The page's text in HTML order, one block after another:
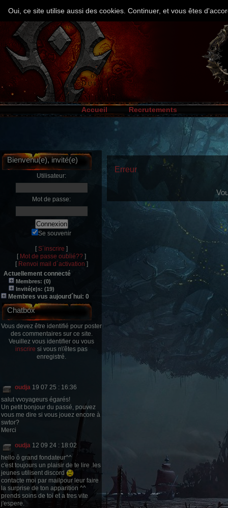
Accueil Recrutements
Bienvenu(e), invité(e)
Utilisateur:
Mot de passe:
Se souvenir
[ S´inscrire ]
[ Mot de passe oublié?? ]
[ Renvoi mail d´activation ]
Actuellement connecté
Membres: (0)
Invité(e)s: (19)
Membres vus aujourd´hui: 0
Chatbox
Vous devez être identifié pour poster
des commentaires sur ce site.
Veuillez vous identifier ou vous
inscrire si vous n\'êtes pas
enregistré.
oudja 19 07 25 : 16:36
salut vvoyageurs égarés!
Un petit bonjour du passé, pouvez
vous me dire si vous jouez encore à
swtor?
Merci
oudja 12 09 24 : 18:02
hello ô grand fondateur^^
c'est toujours un plaisir de te lire .les
jeunes utilisent discord
contacte moi par mailpour leur faire
la surprise de ton apparition ^^
prends soins de toi et a tres vite
j'espere.
Erreur
Oui, ce site utilise aussi des cookies. Continuer, et vous êtes